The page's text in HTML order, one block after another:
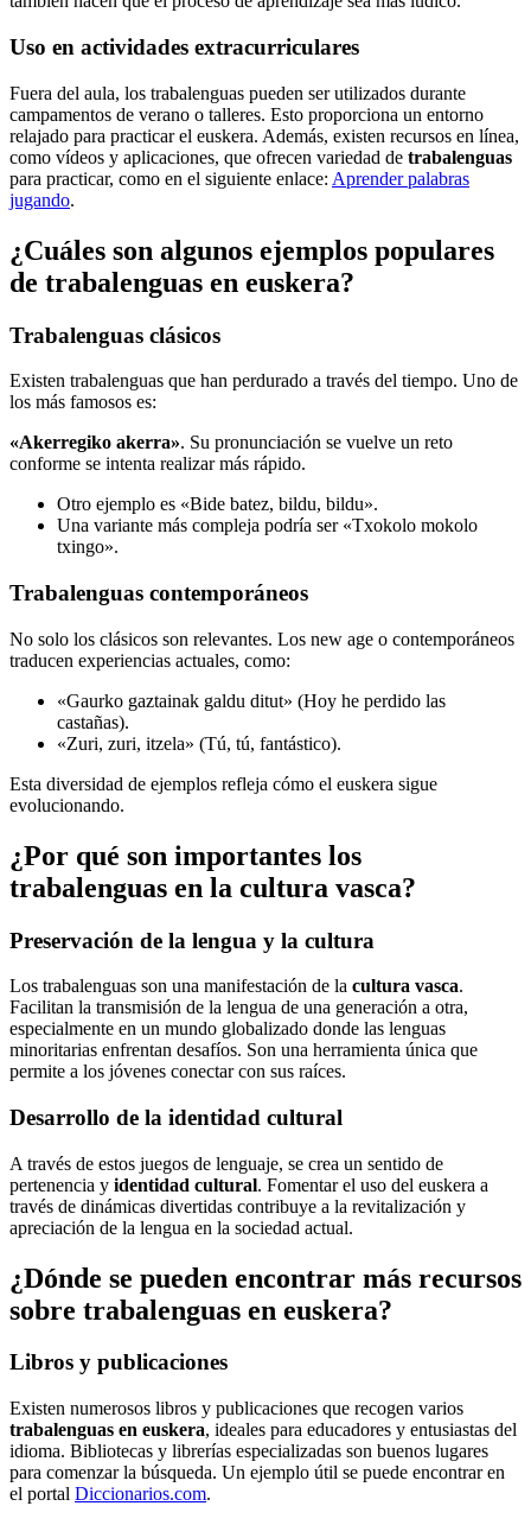
Uso en actividades extracurriculares
Fuera del aula, los trabalenguas pueden ser utilizados durante
campamentos de verano o talleres. Esto proporciona un entorno
relajado para practicar el euskera. Además, existen recursos en línea,
como vídeos y aplicaciones, que ofrecen variedad de trabalenguas
para practicar, como en el siguiente enlace: Aprender palabras
jugando.
¿Cuáles son algunos ejemplos populares
de trabalenguas en euskera?
Trabalenguas clásicos
Existen trabalenguas que han perdurado a través del tiempo. Uno de
los más famosos es:
«Akerregiko akerra». Su pronunciación se vuelve un reto
conforme se intenta realizar más rápido.
Otro ejemplo es «Bide batez, bildu, bildu».
Una variante más compleja podría ser «Txokolo mokolo
txingo».
Trabalenguas contemporáneos
No solo los clásicos son relevantes. Los new age o contemporáneos
traducen experiencias actuales, como:
«Gaurko gaztainak galdu ditut» (Hoy he perdido las
castañas).
«Zuri, zuri, itzela» (Tú, tú, fantástico).
Esta diversidad de ejemplos refleja cómo el euskera sigue
evolucionando.
¿Por qué son importantes los
trabalenguas en la cultura vasca?
Preservación de la lengua y la cultura
Los trabalenguas son una manifestación de la cultura vasca.
Facilitan la transmisión de la lengua de una generación a otra,
especialmente en un mundo globalizado donde las lenguas
minoritarias enfrentan desafíos. Son una herramienta única que
permite a los jóvenes conectar con sus raíces.
Desarrollo de la identidad cultural
A través de estos juegos de lenguaje, se crea un sentido de
pertenencia y identidad cultural. Fomentar el uso del euskera a
través de dinámicas divertidas contribuye a la revitalización y
apreciación de la lengua en la sociedad actual.
¿Dónde se pueden encontrar más recursos
sobre trabalenguas en euskera?
Libros y publicaciones
Existen numerosos libros y publicaciones que recogen varios
trabalenguas en euskera, ideales para educadores y entusiastas del
idioma. Bibliotecas y librerías especializadas son buenos lugares
para comenzar la búsqueda. Un ejemplo útil se puede encontrar en
el portal Diccionarios.com.